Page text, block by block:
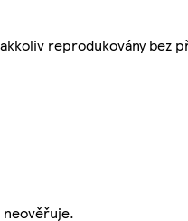
reprodukovány bez
neověřuje.